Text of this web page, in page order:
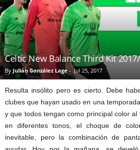
Celtic New Balance Third Kit
By Julián González Lage- Jul 25, 2017
Resulta insólito pero es cierto. Debe
clubes que hayan usado en una
y que todos tengan como principal color
en diferentes tonos, el choque de
inevitable, pero la combinación de